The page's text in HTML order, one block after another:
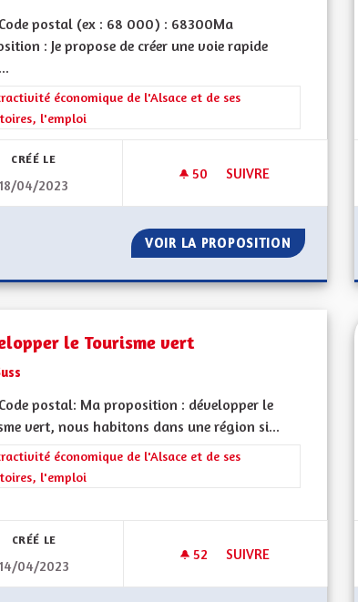
postal (ex : 68 000) : 68300Ma
: Je propose de créer une voie rapide
les résultats de la catégorie : L'attractivité économique de
économique de l'Alsace et de ses
l'emploi
CRÉÉ LE
04/2023
50 50 ABONNÉS
SUIVRE
DEVELOPPEMENT DU
VOIR LA PROPOSITION
le Tourisme vert
postal: Ma proposition : développer le
vert, nous habitons dans une région si...
les résultats de la catégorie : L'attractivité économique de
économique de l'Alsace et de ses
l'emploi
CRÉÉ LE
04/2023
52 52 ABONNÉS
SUIVRE
DÉVELOPPER LE